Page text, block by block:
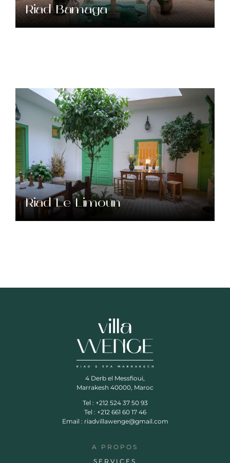
Riad Bamaga
Riad Le Limoun
4 Derb el Messfioui,
Marrakesh 40000, Maroc
Tel : +212 524 37 50 93
Tel : +212 661 60 17 46
Email : riadvillawenge@gmail.com
A PROPOS
SERVICES